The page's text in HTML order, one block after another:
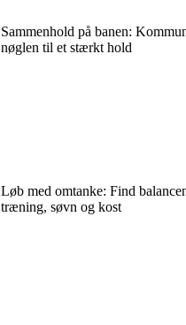
Sammenhold på banen:
nøglen til et stærkt hold
Løb med omtanke: Find
træning, søvn og kost